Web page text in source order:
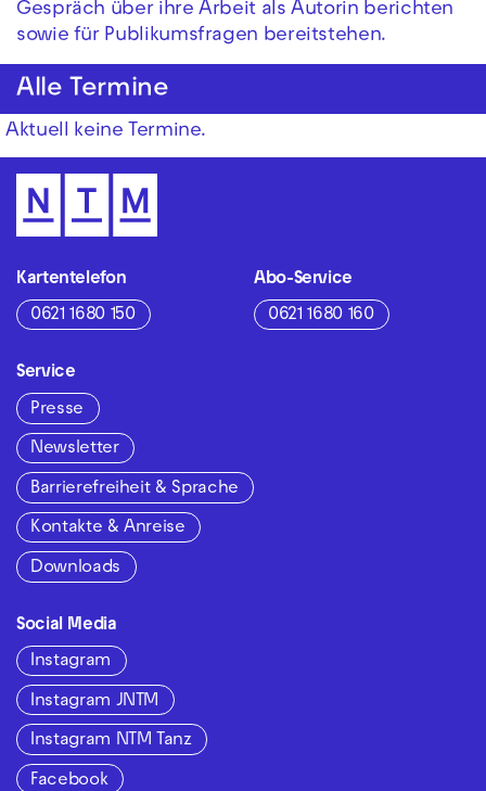
Gespräch über ihre Arbeit als Autorin berichten
sowie für Publikumsfragen bereitstehen.
Alle Termine
Aktuell keine Termine.
Kartentelefon
0621 1680 150
Abo-Service
0621 1680 160
Service
Presse
Newsletter
Barrierefreiheit & Sprache
Kontakte & Anreise
Downloads
Social Media
Instagram
Instagram JNTM
Instagram NTM Tanz
Facebook